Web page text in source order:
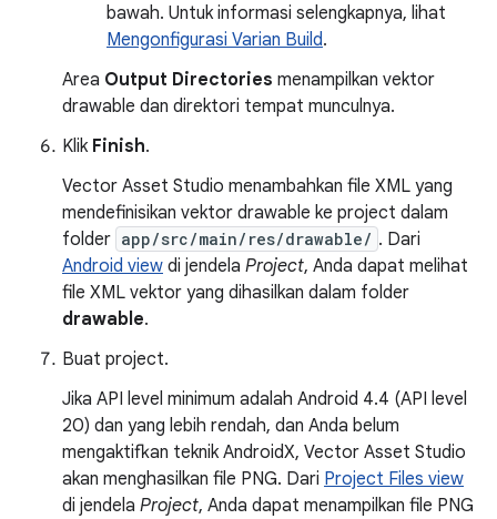
bawah. Untuk informasi selengkapnya, lihat
Mengonfigurasi Varian Build.
Area Output Directories menampilkan vektor
drawable dan direktori tempat munculnya.
Klik Finish.
Vector Asset Studio menambahkan file XML yang
mendefinisikan vektor drawable ke project dalam
folder app/src/main/res/drawable/ . Dari
Android view di jendela Project, Anda dapat melihat
file XML vektor yang dihasilkan dalam folder
drawable.
Buat project.
Jika API level minimum adalah Android 4.4 (API level
20) dan yang lebih rendah, dan Anda belum
mengaktifkan teknik AndroidX, Vector Asset Studio
akan menghasilkan file PNG. Dari Project Files view
di jendela Project, Anda dapat menampilkan file PNG